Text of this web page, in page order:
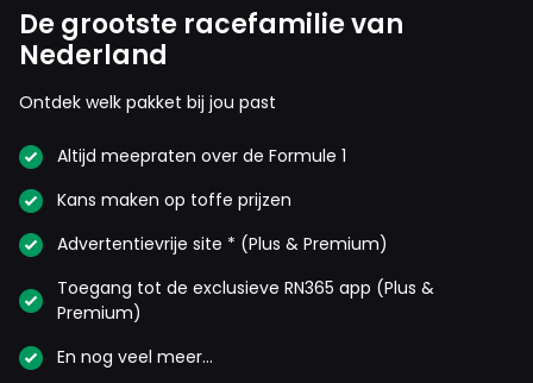
De grootste racefamilie van
Nederland
Ontdek welk pakket bij jou past
Altijd meepraten over de Formule 1
Kans maken op toffe prijzen
Advertentievrije site * (Plus & Premium)
Toegang tot de exclusieve RN365 app (Plus &
Premium)
En nog veel meer…